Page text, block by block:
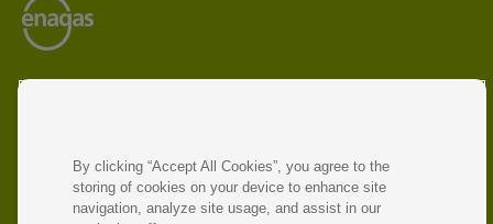
Enagás es el operador líder de infraestructuras energéticas
La compañía opera en siete países y participa en proyectos
destinados a impulsar la economía circular y promover la
transición energética y la descarbonización.
By clicking “Accept All Cookies”, you agree to the
storing of cookies on your device to enhance site
navigation, analyze site usage, and assist in our